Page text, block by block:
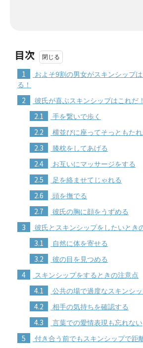
目次
1
およそ9割の男女がスキンシップ
る！
2 彼氏が喜ぶスキンシップはこれだ！
2.1 手を繋いで歩く
2.2 横並びに座ってそっともた
2.3 膝枕をしてあげる
2.4 お互いにマッサージをする
2.5 足を絡ませてじゃれる
2.6 頭を撫でる
2.7 彼氏の胸に顔をうずめる
3 彼氏とスキンシップをしたいとき
3.1 自然に体を寄せる
3.2 彼の目を見つめる
4 スキンシップをするときの注意点
4.1 公共の場で過度なスキンシ
4.2 相手の気持ちを確認する
4.3 言葉での愛情表現も忘れない
5 付き合う前でもスキンシップで距